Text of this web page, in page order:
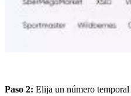
Paso 2: Elija un número temporal